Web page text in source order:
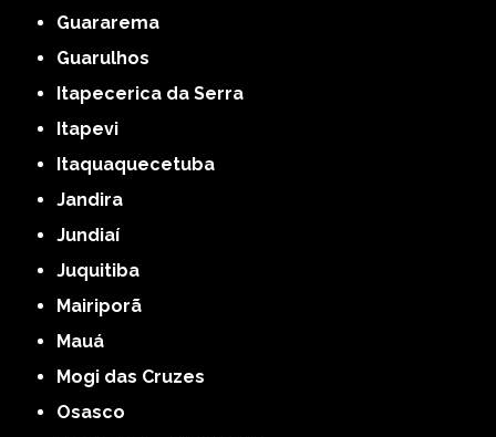
Guararema
Guarulhos
Itapecerica da Serra
Itapevi
Itaquaquecetuba
Jandira
Jundiaí
Juquitiba
Mairiporã
Mauá
Mogi das Cruzes
Osasco